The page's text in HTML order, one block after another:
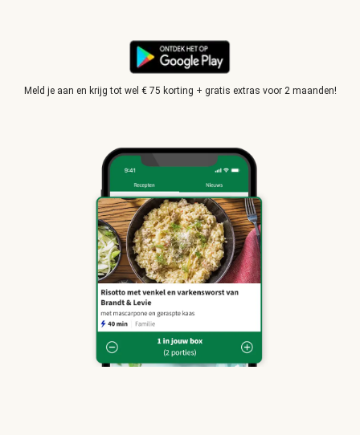
Meld je aan en krijg tot wel € 75 korting + gratis extras voor 2 maanden!